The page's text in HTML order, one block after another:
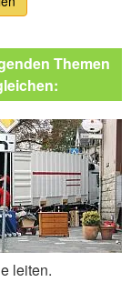
Themen
leiten.